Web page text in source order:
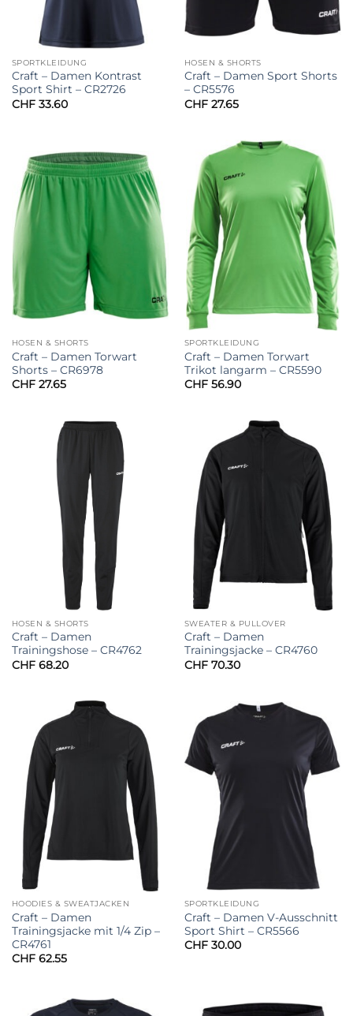
SPORTKLEIDUNG
Craft – Damen Kontrast
Sport Shirt – CR2726
CHF33.60
HOSEN & SHORTS
Craft – Damen Sport Shorts
– CR5576
CHF27.65
HOSEN & SHORTS
Craft – Damen Torwart
Shorts – CR6978
CHF27.65
SPORTKLEIDUNG
Craft – Damen Torwart
Trikot langarm – CR5590
CHF56.90
HOSEN & SHORTS
Craft – Damen
Trainingshose – CR4762
CHF68.20
SWEATER & PULLOVER
Craft – Damen
Trainingsjacke – CR4760
CHF70.30
HOODIES & SWEATJACKEN
Craft – Damen
Trainingsjacke mit 1/4 Zip –
CR4761
CHF62.55
SPORTKLEIDUNG
Craft – Damen V-Ausschnitt
Sport Shirt – CR5566
CHF30.00